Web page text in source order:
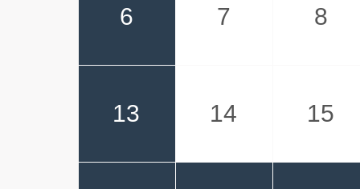
6 7 8
13 14 15